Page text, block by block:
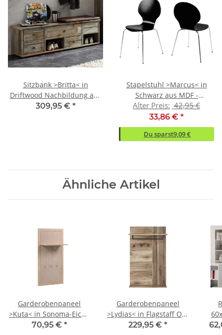
Sitzbank >Britta< in
Driftwood Nachbildung aus
Kunststoff - 130x47x40cm
309,95 € *
Stapelstuhl >Marcus< in
Schwarz aus MDF -
49x87x53cm (BxHxT)
Alter Preis: 42,95 €
33,86 € *
Du sparst9,09 €
Ähnliche Artikel
Garderobenpaneel
>Kuta< in Sonoma-Eiche
- 55x110x30cm (BxHxT)
70,95 € *
Garderobenpaneel
>Lydias< in Flagstaff Oak
Umbria - 82x134x30cm
229,95 € *